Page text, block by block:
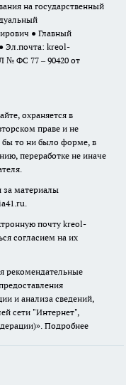
на государственный
● Главный
Эл.почта: kreol-
№ ФС 77 – 90420 от
охраняется в
праве и не
бы то ни было форме, в
переработке не иначе
за материалы
почту kreol-
согласием на их
рекомендательные
и анализа сведений,
сети "Интернет",
Подробнее